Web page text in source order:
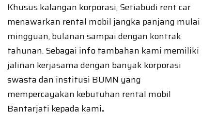
Khusus kalangan korporasi, Setiabudi rent car
menawarkan rental mobil jangka panjang mulai
mingguan, bulanan sampai dengan kontrak
tahunan. Sebagai info tambahan kami memiliki
jalinan kerjasama dengan banyak korporasi
swasta dan institusi BUMN yang
mempercayakan kebutuhan rental mobil
Bantarjati kepada kami.